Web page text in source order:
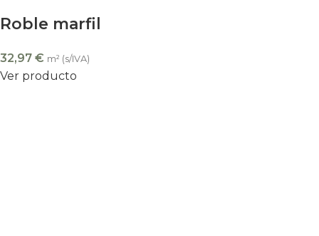
Roble marfil
32,97 € m² (s/IVA)
Ver producto